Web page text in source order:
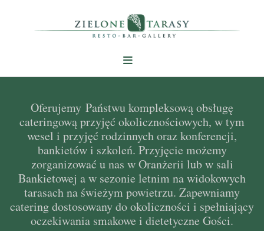
Oferujemy Państwu kompleksową obsługę
cateringową przyjęć okolicznościowych, w tym
wesel i przyjęć rodzinnych oraz konferencji,
bankietów i szkoleń. Przyjęcie możemy
zorganizować u nas w Oranżerii lub w sali
Bankietowej a w sezonie letnim na widokowych
tarasach na świeżym powietrzu. Zapewniamy
catering dostosowany do okoliczności i spełniający
oczekiwania smakowe i dietetyczne Gości.